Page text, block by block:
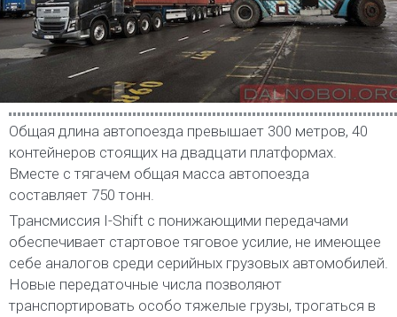
Общая длина автопоезда превышает 300 метров, 40
контейнеров стоящих на двадцати платформах.
Вместе с тягачем общая масса автопоезда
составляет 750 тонн.
Трансмиссия I-Shift с понижающими передачами
обеспечивает стартовое тяговое усилие, не имеющее
себе аналогов среди серийных грузовых автомобилей.
Новые передаточные числа позволяют
транспортировать особо тяжелые грузы, трогаться в